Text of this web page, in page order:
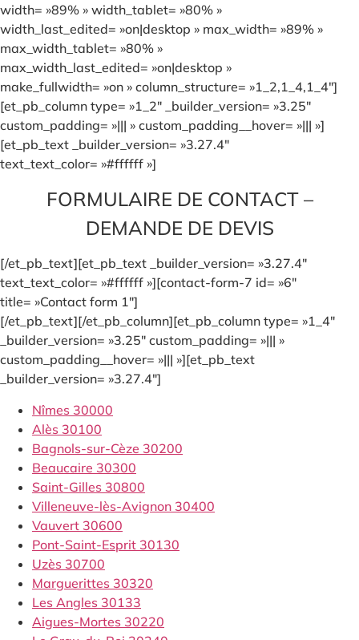
width= »89% » width_tablet= »80% »
width_last_edited= »on|desktop » max_width= »89% »
max_width_tablet= »80% »
max_width_last_edited= »on|desktop »
make_fullwidth= »on » column_structure= »1_2,1_4,1_4″]
[et_pb_column type= »1_2″ _builder_version= »3.25″
custom_padding= »||| » custom_padding__hover= »||| »]
[et_pb_text _builder_version= »3.27.4″
text_text_color= »#ffffff »]
FORMULAIRE DE CONTACT –
DEMANDE DE DEVIS
[/et_pb_text][et_pb_text _builder_version= »3.27.4″
text_text_color= »#ffffff »][contact-form-7 id= »6″
title= »Contact form 1″]
[/et_pb_text][/et_pb_column][et_pb_column type= »1_4″
_builder_version= »3.25″ custom_padding= »||| »
custom_padding__hover= »||| »][et_pb_text
_builder_version= »3.27.4″]
Nîmes 30000
Alès 30100
Bagnols-sur-Cèze 30200
Beaucaire 30300
Saint-Gilles 30800
Villeneuve-lès-Avignon 30400
Vauvert 30600
Pont-Saint-Esprit 30130
Uzès 30700
Marguerittes 30320
Les Angles 30133
Aigues-Mortes 30220